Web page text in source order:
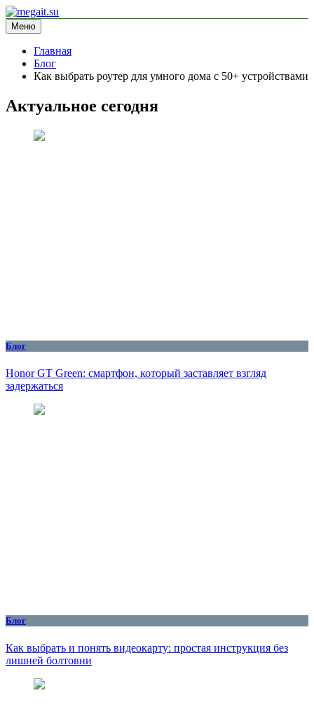
Перейти
к
содержимому
megait.su
информационный сайт
Меню
Главная
Блог
Как выбрать роутер для умного дома с 50+ устройствами
Актуальное сегодня
Блог
Honor GT Green: смартфон, который заставляет взгляд
задержаться
Блог
Как выбрать и понять видеокарту: простая инструкция без
лишней болтовни